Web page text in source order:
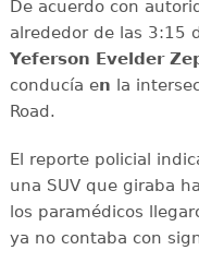
De acuerdo con
alrededor de las 3:15
Yeferson Evelder
conducía en la
Road.
El reporte policial
una SUV que giraba
los paramédicos
ya no contaba con